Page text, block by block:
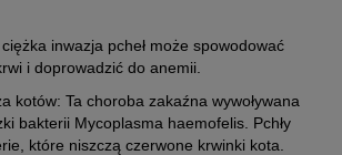
inwazja pcheł może spowodować
i doprowadzić do anemii.
kotów: Ta choroba zakaźna wywoływana
bakterii Mycoplasma haemofelis. Pchły
które niszczą czerwone krwinki kota.